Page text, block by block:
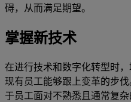
碍，从而满足期望。
掌握新技术
在进行技术和数字化转型时
现有员工能够跟上变革的步
于员工面对不熟悉且通常复